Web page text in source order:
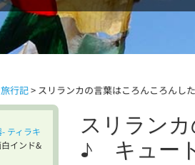
旅行記> スリランカの言葉はころんころん
スリラン
♪ キュー
ティラキ
インド&